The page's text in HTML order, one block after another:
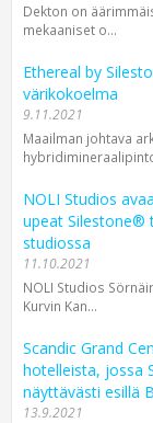
Dekton on
mekaaniset o...
Ethereal by
värikokoelma
9.11.2021
Maailman johtava
NOLI Studios
upeat Silestone®
studiossa
11.10.2021
NOLI Studios
Kurvin Kan...
Scandic Grand
hotelleista, jossa
näyttävästi esillä
13.9.2021